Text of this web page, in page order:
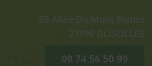
65 Allée Du Mont Planté
27190 GLISOLLES
09 74 56 50 99